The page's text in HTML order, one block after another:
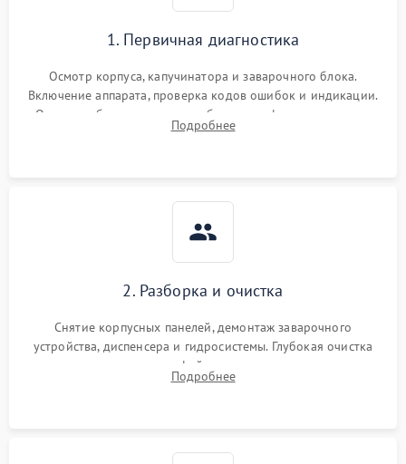
1. Первичная диагностика
Осмотр корпуса, капучинатора и заварочного блока.
Включение аппарата, проверка кодов ошибок и индикации.
Оценка работы помпы, термоблока и кофемолки на слух.
Измерение температуры и давления воды для выявления
Подробнее
2. Разборка и очистка
Снятие корпусных панелей, демонтаж заварочного
устройства, диспенсера и гидросистемы. Глубокая очистка
внутренних узлов от кофейных масел, жмыха и накипи.
Промывка дренажных каналов и фильтров с использованием
Подробнее